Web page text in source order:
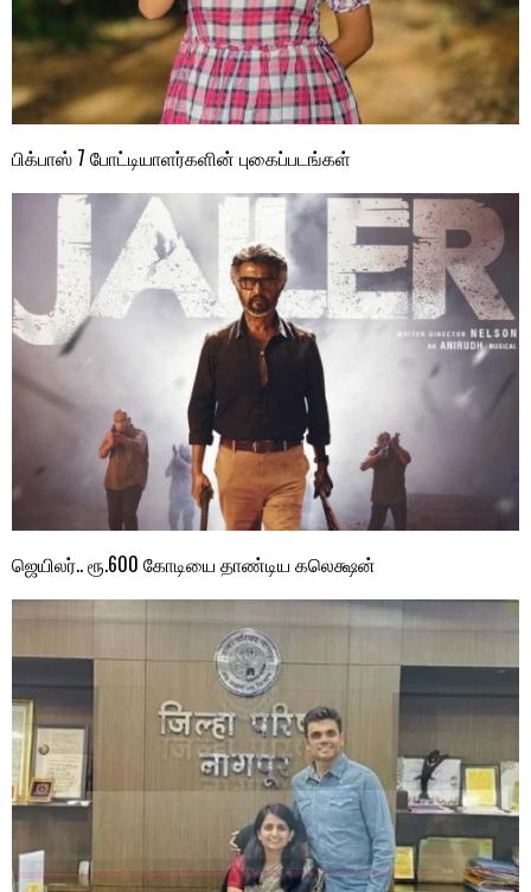
பிக்பாஸ் 7 போட்டியாளர்களின் புகைப்படங்கள்
ஜெயிலர்.. ரூ.600 கோடியை தாண்டிய கலெக்ஷன்